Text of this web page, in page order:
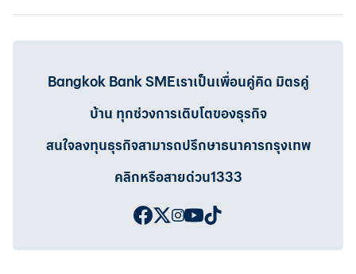
Bangkok Bank SMEเราเป็นเพื่อนคู่คิด มิตรคู่
บ้าน ทุกช่วงการเติบโตของธุรกิจ
สนใจลงทุนธุรกิจสามารถปรึกษาธนาคารกรุงเทพ
คลิกหรือสายด่วน1333